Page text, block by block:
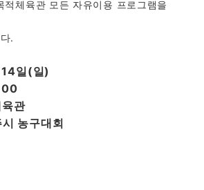
체육관 모든 자유이용 프로그램을
.
일(일)
관
농구대회